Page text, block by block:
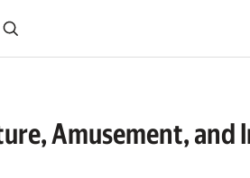
Amusement, and